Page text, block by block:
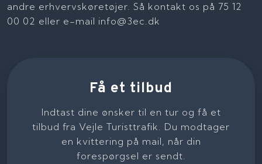
andre erhvervskøretøjer. Så kontakt os på 75 12
00 02 eller e-mail info@3ec.dk
Få et tilbud
Indtast dine ønsker til en tur og få et
tilbud fra Vejle Turisttrafik. Du modtager
en kvittering på mail, når din
forespørgsel er sendt.​